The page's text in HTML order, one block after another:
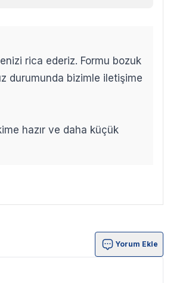
rica ederiz. Formu bozuk
durumunda bizimle iletişime
hazır ve daha küçük
Yorum Ekle